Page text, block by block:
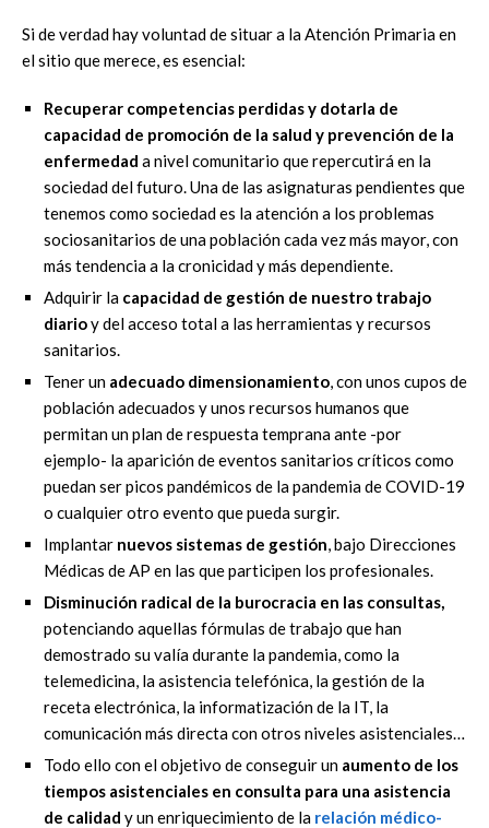
Si de verdad hay voluntad de situar a la Atención Primaria en
el sitio que merece, es esencial:
Recuperar competencias perdidas y dotarla de
capacidad de promoción de la salud y prevención de la
enfermedad a nivel comunitario que repercutirá en la
sociedad del futuro. Una de las asignaturas pendientes que
tenemos como sociedad es la atención a los problemas
sociosanitarios de una población cada vez más mayor, con
más tendencia a la cronicidad y más dependiente.
Adquirir la capacidad de gestión de nuestro trabajo
diarioy del acceso total a las herramientas y recursos
sanitarios.
Tener un adecuado dimensionamiento, con unos cupos de
población adecuados y unos recursos humanos que
permitan un plan de respuesta temprana ante -por
ejemplo- la aparición de eventos sanitarios críticos como
puedan ser picos pandémicos de la pandemia de COVID-19
o cualquier otro evento que pueda surgir.
Implantar nuevos sistemas de gestión, bajo Direcciones
Médicas de AP en las que participen los profesionales.
Disminución radical de la burocracia en las consultas,
potenciando aquellas fórmulas de trabajo que han
demostrado su valía durante la pandemia, como la
telemedicina, la asistencia telefónica, la gestión de la
receta electrónica, la informatización de la IT, la
comunicación más directa con otros niveles asistenciales…
Todo ello con el objetivo de conseguir un aumento de los
tiempos asistenciales en consulta para una asistencia
de calidad y un enriquecimiento de la relación médico-